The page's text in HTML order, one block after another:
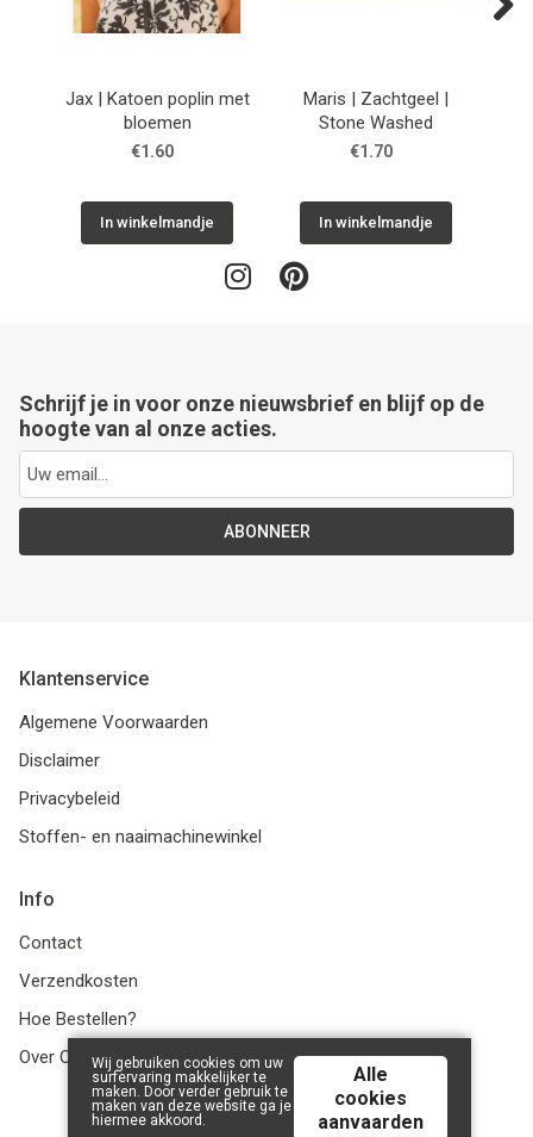
Jax | Katoen poplin met
bloemen
€1.60
In winkelmandje
Maris | Zachtgeel |
Stone Washed
€1.70
In winkelmandje
Schrijf je in voor onze nieuwsbrief en blijf op de
hoogte van al onze acties.
ABONNEER
Klantenservice
Algemene Voorwaarden
Disclaimer
Privacybeleid
Stoffen- en naaimachinewinkel
Info
Contact
Verzendkosten
Hoe Bestellen?
Over Ons
© 2026 LanaLotta | Powered byTilroy.
Wij gebruiken cookies om uw
surfervaring makkelijker te
maken. Door verder gebruik te
maken van deze website ga je
hiermee akkoord.
Alle
cookies
aanvaarden